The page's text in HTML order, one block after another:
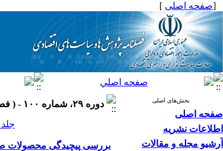
[صفحه اصلی ]
بخش‌های اصلی
صفحه اصلی
اطلاعات نشریه
آرشیو مجله و مقالات
دوره ۲۹، شماره ۱۰۰ - ( فصلنامه پژوهش ها و سیاست های اقتصادی ۱۴۰۰ )
جلد ۲۹ شماره ۱۰۰ صفحات ۲۸۸-۲۵۵
بررسی پیچیدگی محصولات